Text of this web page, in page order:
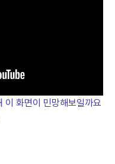
이 화면이 민망해보일까요